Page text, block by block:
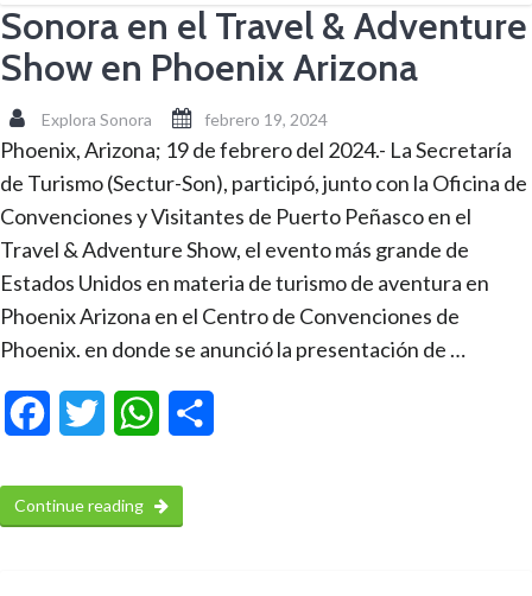
Sonora en el Travel & Adventure
Show en Phoenix Arizona
Explora Sonora febrero 19, 2024
Phoenix, Arizona; 19 de febrero del 2024.- La Secretaría
de Turismo (Sectur-Son), participó, junto con la Oficina de
Convenciones y Visitantes de Puerto Peñasco en el
Travel & Adventure Show, el evento más grande de
Estados Unidos en materia de turismo de aventura en
Phoenix Arizona en el Centro de Convenciones de
Phoenix. en donde se anunció la presentación de …
FacebookTwitter WhatsApp
Continue reading